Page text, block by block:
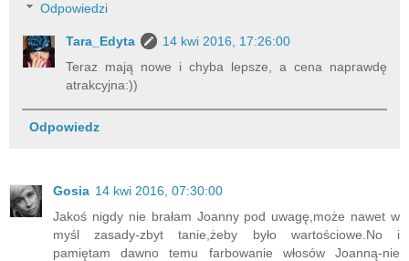
Odpowiedzi
Tara_Edyta
14 kwi 2016, 17:26:00
Teraz mają nowe i chyba lepsze, a cena naprawdę
atrakcyjna:))
Odpowiedz
Gosia 14 kwi 2016, 07:30:00
Jakoś nigdy nie brałam Joanny pod uwagę,może nawet w
myśl zasady-zbyt tanie,żeby było wartościowe.No i
pamiętam dawno temu farbowanie włosów Joanną-nie